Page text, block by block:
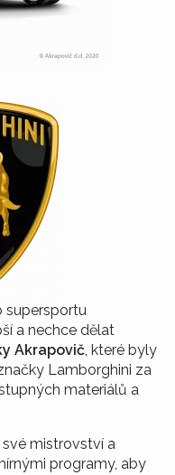
supersportu
a nechce dělat
Akrapovič , které byly
Lamborghini za
materiálů a
mistrovství a
programy, aby